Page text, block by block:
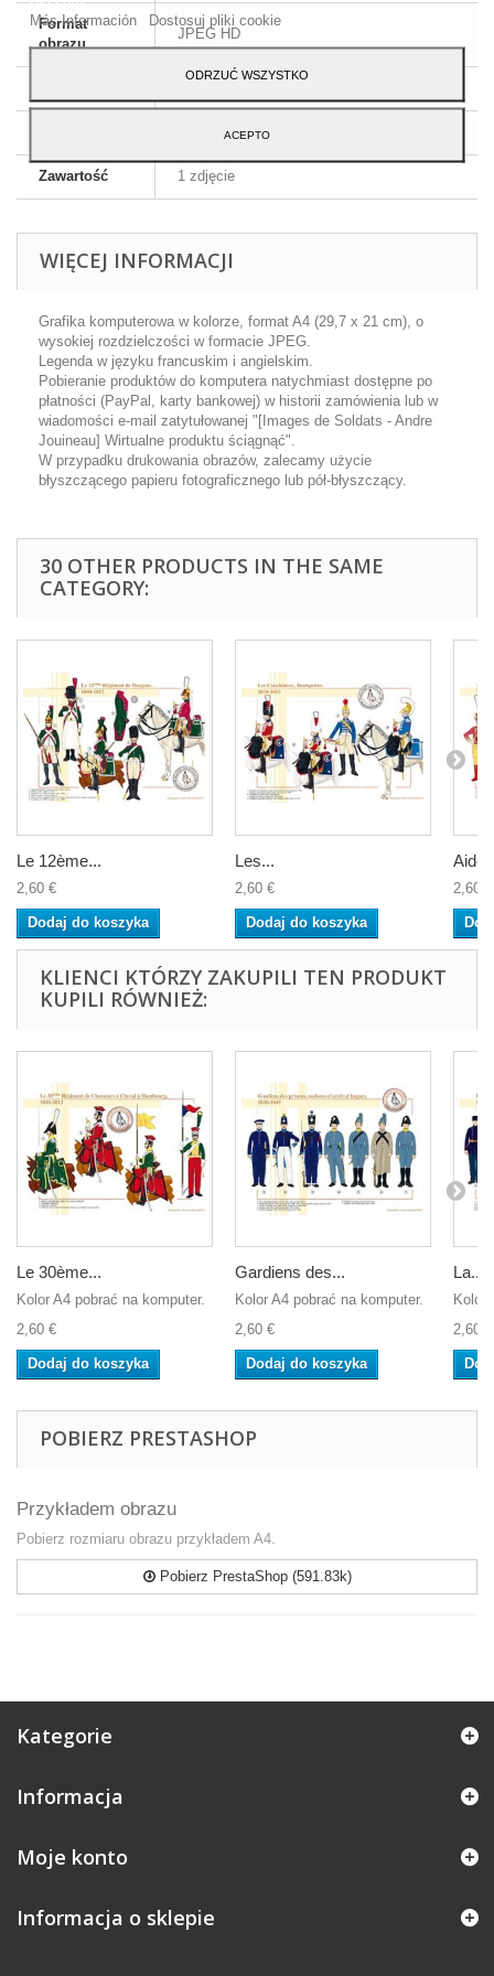
Format
obrazu
JPEG HD
Angielski i francuski
Zawartość 1 zdjęcie
WIĘCEJ INFORMACJI
Grafika komputerowa w kolorze, format A4 (29,7 x 21 cm), o
wysokiej rozdzielczości w formacie JPEG.
Legenda w języku francuskim i angielskim.
Pobieranie produktów do komputera natychmiast dostępne po
płatności (PayPal, karty bankowej) w historii zamówienia lub w
wiadomości e-mail zatytułowanej "[Images de Soldats - Andre
Jouineau] Wirtualne produktu ściągnąć".
W przypadku drukowania obrazów, zalecamy użycie
błyszczącego papieru fotograficznego lub pół-błyszczący.
30 OTHER PRODUCTS IN THE SAME
CATEGORY:
Le 12ème...
2,60 €
Dodaj do koszyka
Les...
2,60 €
Dodaj do koszyka
Aide
2,60 €
KLIENCI KTÓRZY ZAKUPILI TEN PRODUKT
KUPILI RÓWNIEŻ:
Le 30ème...
Kolor A4 pobrać na komputer.
2,60 €
Dodaj do koszyka
Gardiens des...
Kolor A4 pobrać na komputer.
2,60 €
Dodaj do koszyka
La...
Kolor
2,60 €
POBIERZ PRESTASHOP
Przykładem obrazu
Pobierz rozmiaru obrazu przykładem A4.
Pobierz PrestaShop (591.83k)
Kategorie
Informacja
Moje konto
Informacja o sklepie
Más Información
Dostosuj pliki cookie
ODRZUĆ WSZYSTKO
ACEPTO